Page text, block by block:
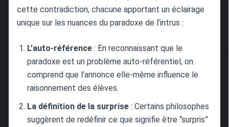
cette contradiction, chacune apportant un éclairage
unique sur les nuances du paradoxe de l’intrus :
L’auto-référence: En reconnaissant que le
paradoxe est un problème auto-référentiel, on
comprend que l’annonce elle-même influence le
raisonnement des élèves.
La définition de la surprise: Certains philosophes
suggèrent de redéfinir ce que signifie être “surpris”